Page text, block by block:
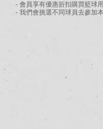
- 會員享有優惠折扣購買籃球
- 我們會挑選不同球員去參加